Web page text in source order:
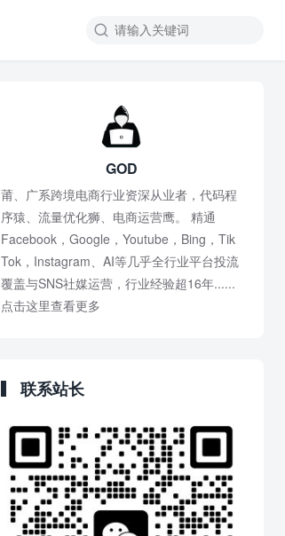
GOD
莆、广系跨境电商行业资深从业者，代码程
序猿、流量优化狮、电商运营鹰。 精通
Facebook，Google，Youtube，Bing，Tik
Tok，Instagram、AI等几乎全行业平台投流
覆盖与SNS社媒运营，行业经验超16年......
点击这里查看更多
联系站长